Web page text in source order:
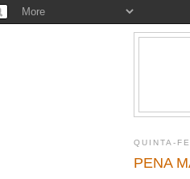
QUINTA-
PENA